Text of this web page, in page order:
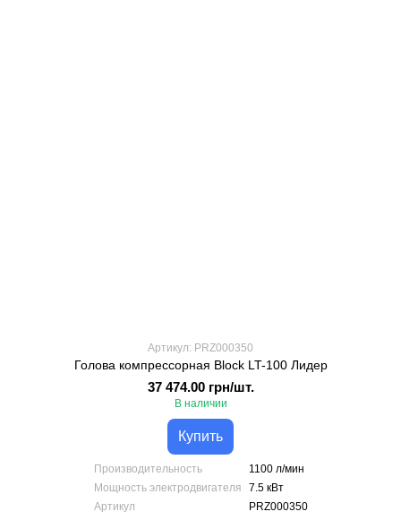
Артикул: PRZ000350
Голова компрессорная Block LT-100 Лидер
37 474.00 грн/шт.
В наличии
Купить
Производительность
1100 л/мин
Мощность электродвигателя
7.5 кВт
Артикул
PRZ000350